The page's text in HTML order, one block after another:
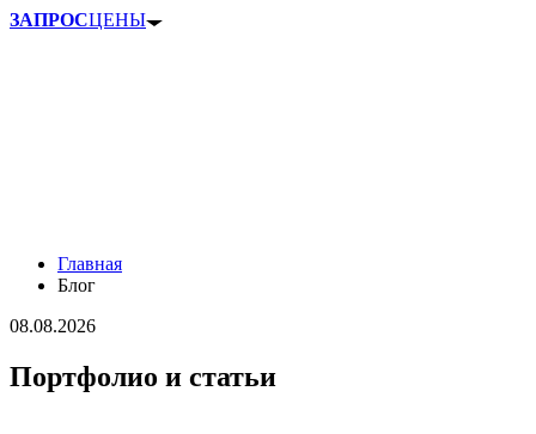
ЗАПРОСЦЕНЫ
Главная
Блог
08.08.2026
Портфолио и статьи